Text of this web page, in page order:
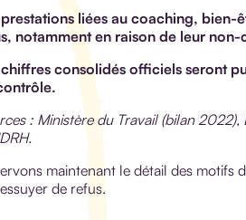
prestations liées au coaching,
notamment en raison de leur
chiffres consolidés officiels seront
: Ministère du Travail (bilan
maintenant le détail des motifs
de refus.